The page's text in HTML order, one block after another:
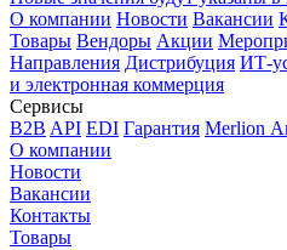
О компании Новости Вакансии
Товары Вендоры Акции
Направления Дистрибуция ИТ-
и электронная коммерция
Сервисы
B2B API EDI Гарантия Merlion
О компании
Новости
Вакансии
Контакты
Товары